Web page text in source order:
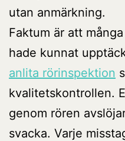
utan anmärkning.
Faktum är att
hade kunnat
anlita rörinspektion
kvalitetskontrollen.
genom rören
svacka. Varje